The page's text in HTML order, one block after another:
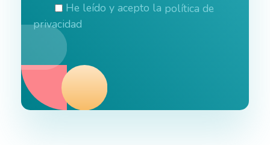
He leído y acepto la política de
privacidad